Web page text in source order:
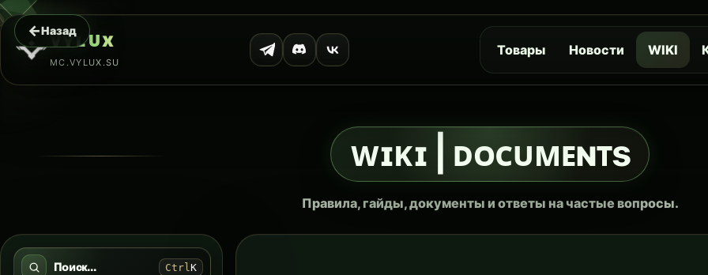
ᴠʏʟᴜx
MC.VYLUX.SU
Товары Новости WIKI
←Назад
ᴡɪᴋɪ | ᴅᴏᴄᴜᴍᴇɴᴛs
Правила, гайды, документы и ответы на частые вопросы.
Поиск... Ctrl K